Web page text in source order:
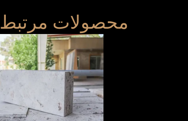
محصولات مرتبط